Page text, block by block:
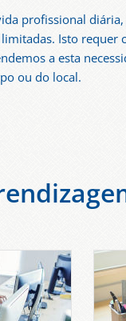
profissional
Isto requer
a esta
ou do local.